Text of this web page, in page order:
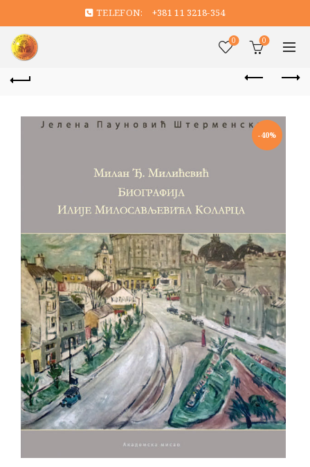
TELEFON: +381 11 3218-354
0 0
-40%